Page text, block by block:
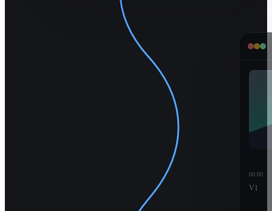
00:00
V1